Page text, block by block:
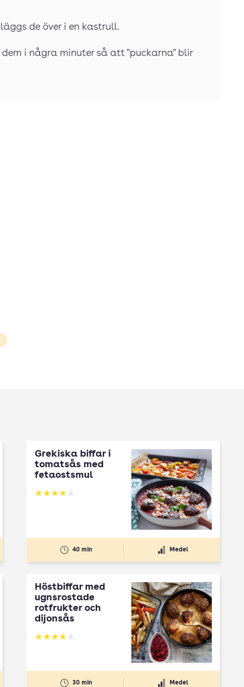
de över i en kastrull.
i några minuter så att "puckarna" blir
Grekiska biffar i
tomatsås med
fetaostsmul
Betyg: 3.9 av 5
40 min Medel
Höstbiffar med
ugnsrostade
rotfrukter och
dijonsås
Betyg: 3.87 av 5
30 min Medel